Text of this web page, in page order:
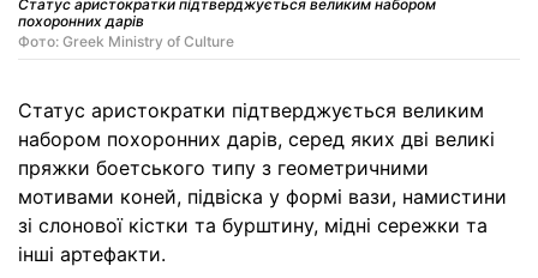
Статус аристократки підтверджується великим набором
похоронних дарів
Фото: Greek Ministry of Culture
Статус аристократки підтверджується великим
набором похоронних дарів, серед яких дві великі
пряжки боетського типу з геометричними
мотивами коней, підвіска у формі вази, намистини
зі слонової кістки та бурштину, мідні сережки та
інші артефакти.